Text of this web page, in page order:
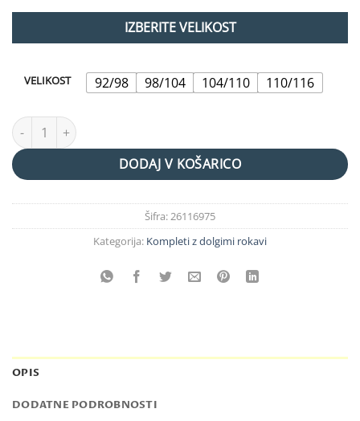
IZBERITE VELIKOST
VELIKOST 92/98 98/104 104/110 110/116
komplet (majica&legice)srčki "have fun" količina
DODAJ V KOŠARICO
Šifra:26116975
Kategorija: Kompleti z dolgimi rokavi
OPIS
DODATNE PODROBNOSTI